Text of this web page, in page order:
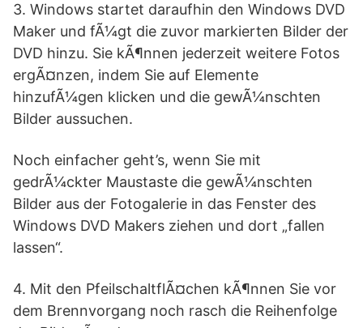
3. Windows startet daraufhin den Windows DVD
Maker und fÃ¼gt die zuvor markierten Bilder der
DVD hinzu. Sie kÃ¶nnen jederzeit weitere Fotos
ergÃ¤nzen, indem Sie auf Elemente
hinzufÃ¼gen klicken und die gewÃ¼nschten
Bilder aussuchen.
Noch einfacher geht’s, wenn Sie mit
gedrÃ¼ckter Maustaste die gewÃ¼nschten
Bilder aus der Fotogalerie in das Fenster des
Windows DVD Makers ziehen und dort „fallen
lassen“.
4. Mit den PfeilschaltflÃ¤chen kÃ¶nnen Sie vor
dem Brennvorgang noch rasch die Reihenfolge